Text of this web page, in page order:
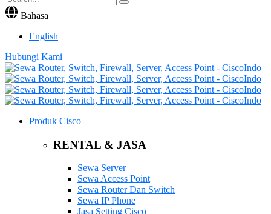
Bahasa
English
Hubungi Kami
Produk Cisco
RENTAL & JASA
Sewa Server
Sewa Access Point
Sewa Router Dan Switch
Sewa IP Phone
Jasa Setting Cisco